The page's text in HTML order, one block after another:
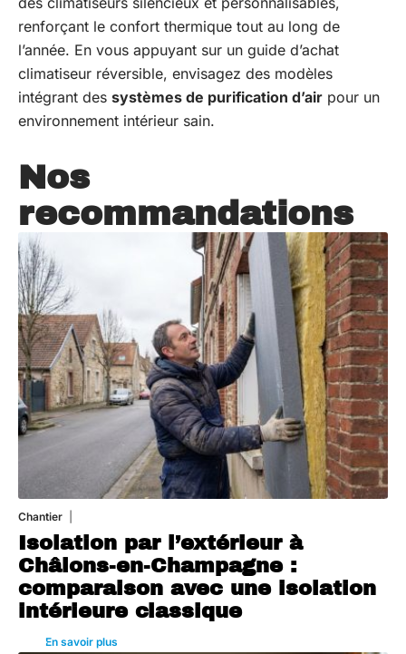
renforçant le confort thermique tout au long de
l’année. En vous appuyant sur un guide d’achat
climatiseur réversible, envisagez des modèles
intégrant des systèmes de purification d’air pour un
environnement intérieur sain.
Nos
recommandations
Chantier
Isolation par l’extérieur à
Châlons-en-Champagne :
comparaison avec une isolation
intérieure classique
En savoir plus